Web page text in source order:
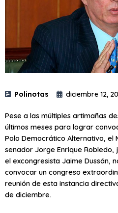
Polinotas diciembre 12,
Pese a las múltiples artimañas
últimos meses para lograr
Polo Democrático Alternativo, el
senador Jorge Enrique Robledo,
el excongresista Jaime Dussán,
convocar un congreso
reunión de esta instancia
de diciembre.